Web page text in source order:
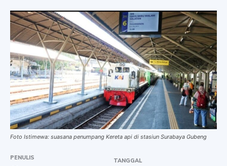
Foto Istimewa: suasana penumpang Kereta api di stasiun Surabaya Gubeng
PENULIS TANGGAL